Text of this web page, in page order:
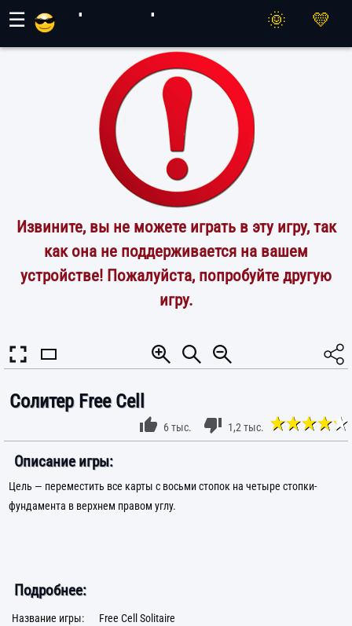
☰
Извините, вы не можете играть в эту игру, так
как она не поддерживается на вашем
устройстве! Пожалуйста, попробуйте другую
игру.
Солитер Free Cell
6 тыс. 1,2 тыс.
Описание игры:
Цель — переместить все карты с восьми стопок на четыре стопки-
фундамента в верхнем правом углу.
Подробнее:
Название игры:
Free Cell Solitaire